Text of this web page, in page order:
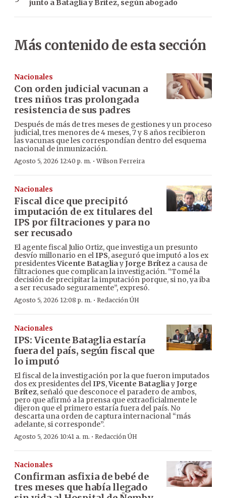
junto a Bataglia y Brítez, según abogado
Más contenido de esta sección
Nacionales
Con orden judicial vacunan a
tres niños tras prolongada
resistencia de sus padres
Después de más de tres meses de gestiones y un proceso
judicial, tres menores de 4 meses, 7 y 8 años recibieron
las vacunas que les correspondían dentro del esquema
nacional de inmunización.
Agosto 5, 2026 12:40 p. m. ·Wilson Ferreira
Nacionales
Fiscal dice que precipitó
imputación de ex titulares del
IPS por filtraciones y para no
ser recusado
El agente fiscal Julio Ortiz, que investiga un presunto
desvío millonario en elIPS, aseguró que imputó a los ex
presidentesVicente BatagliayJorge Brítez a causa de
filtraciones que complican la investigación. “Tomé la
decisión de precipitar la imputación porque, si no, ya iba
a ser recusado seguramente”, expresó.
Agosto 5, 2026 12:08 p. m. · Redacción ÚH
Nacionales
IPS: Vicente Bataglia estaría
fuera del país, según fiscal que
lo imputó
El fiscal de la investigación por la que fueron imputados
dos ex presidentes delIPS,Vicente BatagliayJorge
Brítez, señaló que desconoce el paradero de ambos,
pero que afirmó a la prensa que extraoficialmente le
dijeron que el primero estaría fuera del país. No
descarta una orden de captura internacional “más
adelante, si corresponde”.
Agosto 5, 2026 10:41 a. m. · Redacción ÚH
Nacionales
Confirman asfixia de bebé de
tres meses que había llegado